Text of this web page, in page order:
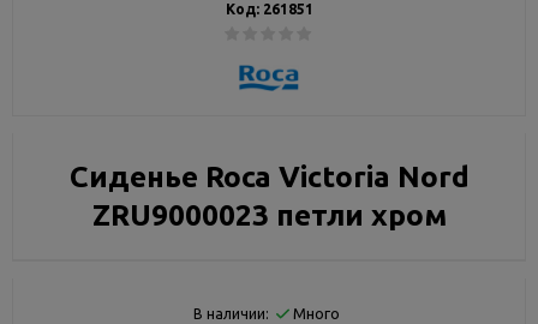
Код: 261851
Сиденье Roca Victoria Nord
ZRU9000023 петли хром
В наличии: Много